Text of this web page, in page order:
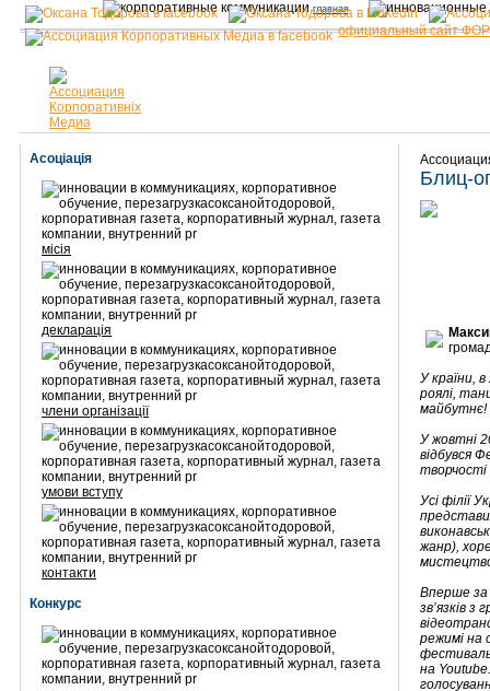
официальный сайт
главная
Асоціація
місія
декларація
члени організації
умови вступу
контакти
Конкурс
Блиц-
У країни,
роялі,
майбутнє!
У жовтні
відбувся
Усі філії
жанр),
Вперше за
зв’язків
режимі на
на